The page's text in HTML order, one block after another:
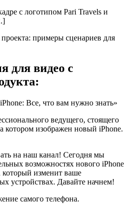
с логотипом Pari Travels и
для видео с
Все, что вам нужно знать»
ведущего, стоящего
котором изображен новый iPhone.
на наш канал! Сегодня мы
возможностях нового iPhone
изменит ваше
устройствах. Давайте начнем!
самого телефона.